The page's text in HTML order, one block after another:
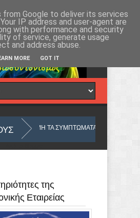
Πέμπτη 6, Αυγ 2026
ΤΑ ΣΥΜΠΤΩΜΑΤΑ ΤΙ ΣΗΜΑΙΝΟΥΝ
ΑΠΟ ΑΠΟΨΗ ΟΥΣΙΑΣ
της
Εταιρείας
from Google to deliver its services
IP address and user-agent are
with performance and security
of service, generate usage
and address abuse.
MORE GOT IT